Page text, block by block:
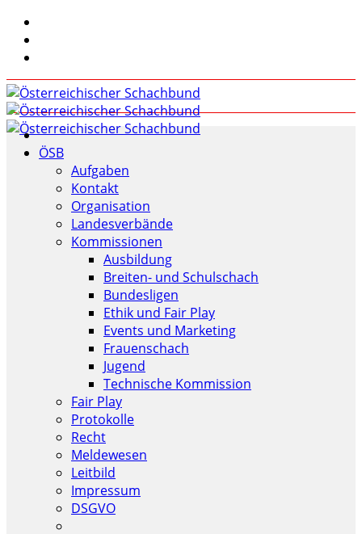
ÖSB
Aufgaben
Kontakt
Organisation
Landesverbände
Kommissionen
Ausbildung
Breiten- und Schulschach
Bundesligen
Ethik und Fair Play
Events und Marketing
Frauenschach
Jugend
Technische Kommission
Fair Play
Protokolle
Recht
Meldewesen
Leitbild
Impressum
DSGVO